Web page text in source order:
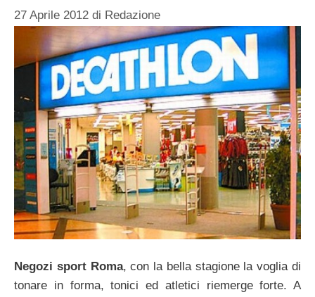
27 Aprile 2012 di Redazione
Negozi sport Roma, con la bella stagione la voglia di
tonare in forma, tonici ed atletici riemerge forte. A